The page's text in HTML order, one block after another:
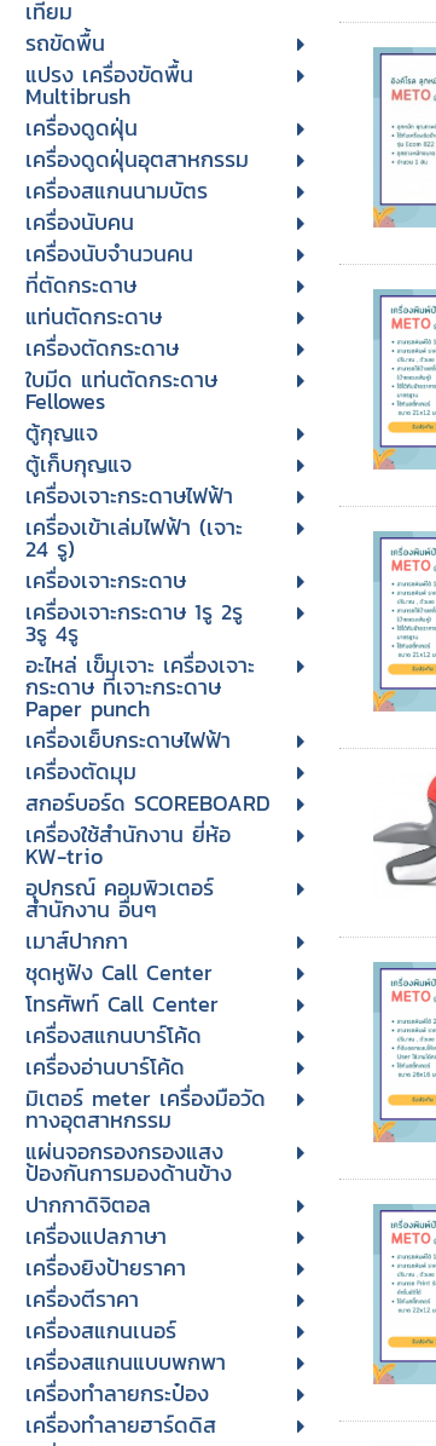
เทียม
รถขัดพื้น
แปรง เครื่องขัดพื้น
Multibrush
เครื่องดูดฝุ่น
เครื่องดูดฝุ่นอุตสาหกรรม
เครื่องสแกนนามบัตร
เครื่องนับคน
เครื่องนับจํานวนคน
ที่ตัดกระดาษ
แท่นตัดกระดาษ
เครื่องตัดกระดาษ
ใบมีด แท่นตัดกระดาษ
Fellowes
ตู้กุญแจ
ตู้เก็บกุญแจ
เครื่องเจาะกระดาษไฟฟ้า
เครื่องเข้าเล่มไฟฟ้า (เจาะ
24 รู)
เครื่องเจาะกระดาษ
เครื่องเจาะกระดาษ 1รู 2รู
3รู 4รู
อะไหล่ เข็มเจาะ เครื่องเจาะ
กระดาษ ที่เจาะกระดาษ
Paper punch
เครื่องเย็บกระดาษไฟฟ้า
เครื่องตัดมุม
สกอร์บอร์ด SCOREBOARD
เครื่องใช้สำนักงาน ยี่ห้อ
KW-trio
อุปกรณ์ คอมพิวเตอร์
สำนักงาน อื่นๆ
เมาส์ปากกา
ชุดหูฟัง Call Center
โทรศัพท์ Call Center
เครื่องสแกนบาร์โค้ด
เครื่องอ่านบาร์โค้ด
มิเตอร์ meter เครื่องมือวัด
ทางอุตสาหกรรม
แผ่นจอกรองกรองแสง
ป้องกันการมองด้านข้าง
ปากกาดิจิตอล
เครื่องแปลภาษา
เครื่องยิงป้ายราคา
เครื่องตีราคา
เครื่องสแกนเนอร์
เครื่องสแกนแบบพกพา
เครื่องทำลายกระป๋อง
เครื่องทำลายฮาร์ดดิส